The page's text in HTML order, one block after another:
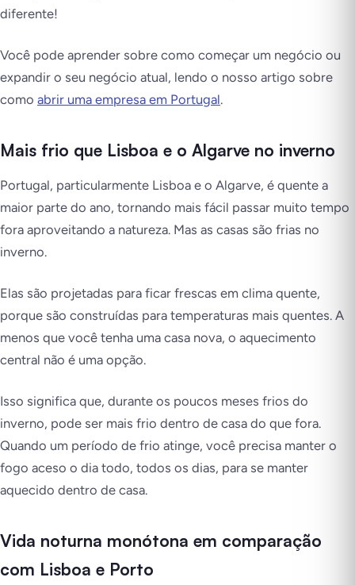
diferente!
Você pode aprender sobre como começar um negócio ou
expandir o seu negócio atual, lendo o nosso artigo sobre
como abrir uma empresa em Portugal.
Mais frio que Lisboa e o Algarve no inverno
Portugal, particularmente Lisboa e o Algarve, é quente a
maior parte do ano, tornando mais fácil passar muito tempo
fora aproveitando a natureza. Mas as casas são frias no
inverno.
Elas são projetadas para ficar frescas em clima quente,
porque são construídas para temperaturas mais quentes. A
menos que você tenha uma casa nova, o aquecimento
central não é uma opção.
Isso significa que, durante os poucos meses frios do
inverno, pode ser mais frio dentro de casa do que fora.
Quando um período de frio atinge, você precisa manter o
fogo aceso o dia todo, todos os dias, para se manter
aquecido dentro de casa.
Vida noturna monótona em comparação
com Lisboa e Porto